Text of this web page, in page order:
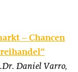
– Chancen
Daniel Varro,